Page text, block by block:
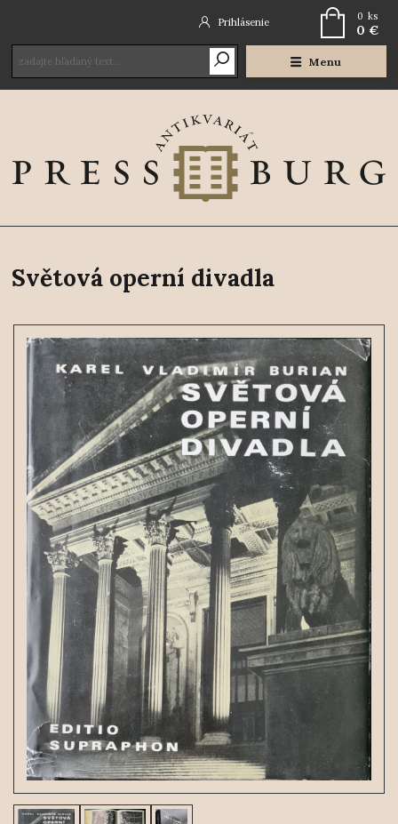
Menu
Prihlásenie 0 ks
0 €
Světová operní divadla